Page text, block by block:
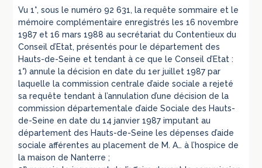
Vu 1°, sous le numéro 92 631, la requête sommaire et le
mémoire complémentaire enregistrés les 16 novembre
1987 et 16 mars 1988 au secrétariat du Contentieux du
Conseil d’Etat, présentés pour le département des
Hauts-de-Seine et tendant à ce que le Conseil d’Etat :
1°) annule la décision en date du 1er juillet 1987 par
laquelle la commission centrale d’aide sociale a rejeté
sa requête tendant à l’annulation d’une décision de la
commission départementale d’aide Sociale des Hauts-
de-Seine en date du 14 janvier 1987 imputant au
département des Hauts-de-Seine les dépenses d’aide
sociale afférentes au placement de M. A… à l’hospice de
la maison de Nanterre ;